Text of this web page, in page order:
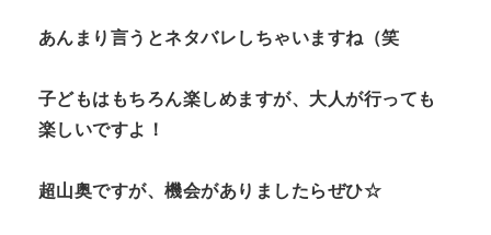
あんまり言うとネタバレしちゃいますね（笑
子どもはもちろん楽しめますが、大人が行っても
楽しいですよ！
超山奥ですが、機会がありましたらぜひ☆